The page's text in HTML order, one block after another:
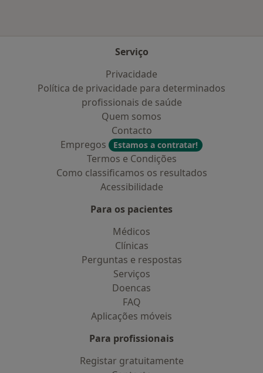
Serviço
Privacidade
Política de privacidade para determinados
profissionais de saúde
Quem somos
Contacto
Empregos
Estamos a contratar!
Termos e Condições
Como classificamos os resultados
Acessibilidade
Para os pacientes
Médicos
Clínicas
Perguntas e respostas
Serviços
Doencas
FAQ
Aplicações móveis
Para profissionais
Registar gratuitamente